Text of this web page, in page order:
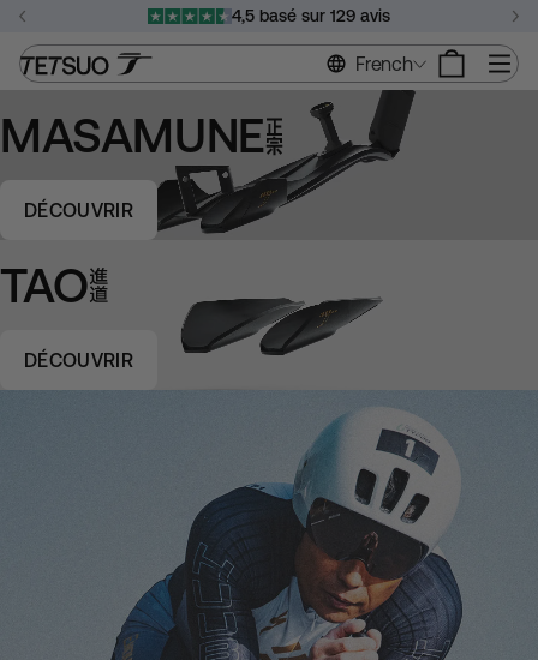
Passer
contenu
Suspendre
diaporama
4,5 basé sur 129 avis
French
MASAMUNE
DÉCOUVRIR
TAO
DÉCOUVRIR